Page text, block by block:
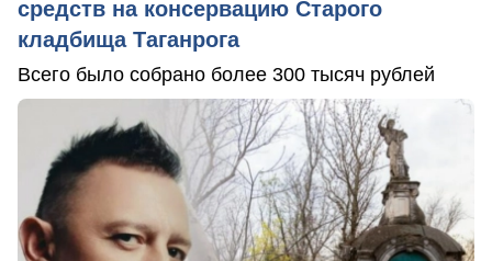
средств на консервацию Старого
кладбища Таганрога
Всего было собрано более 300 тысяч рублей